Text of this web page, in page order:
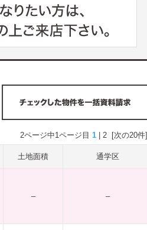
2ページ中1ページ目 1 2 [次の20件]
土地面積 通学区
– –